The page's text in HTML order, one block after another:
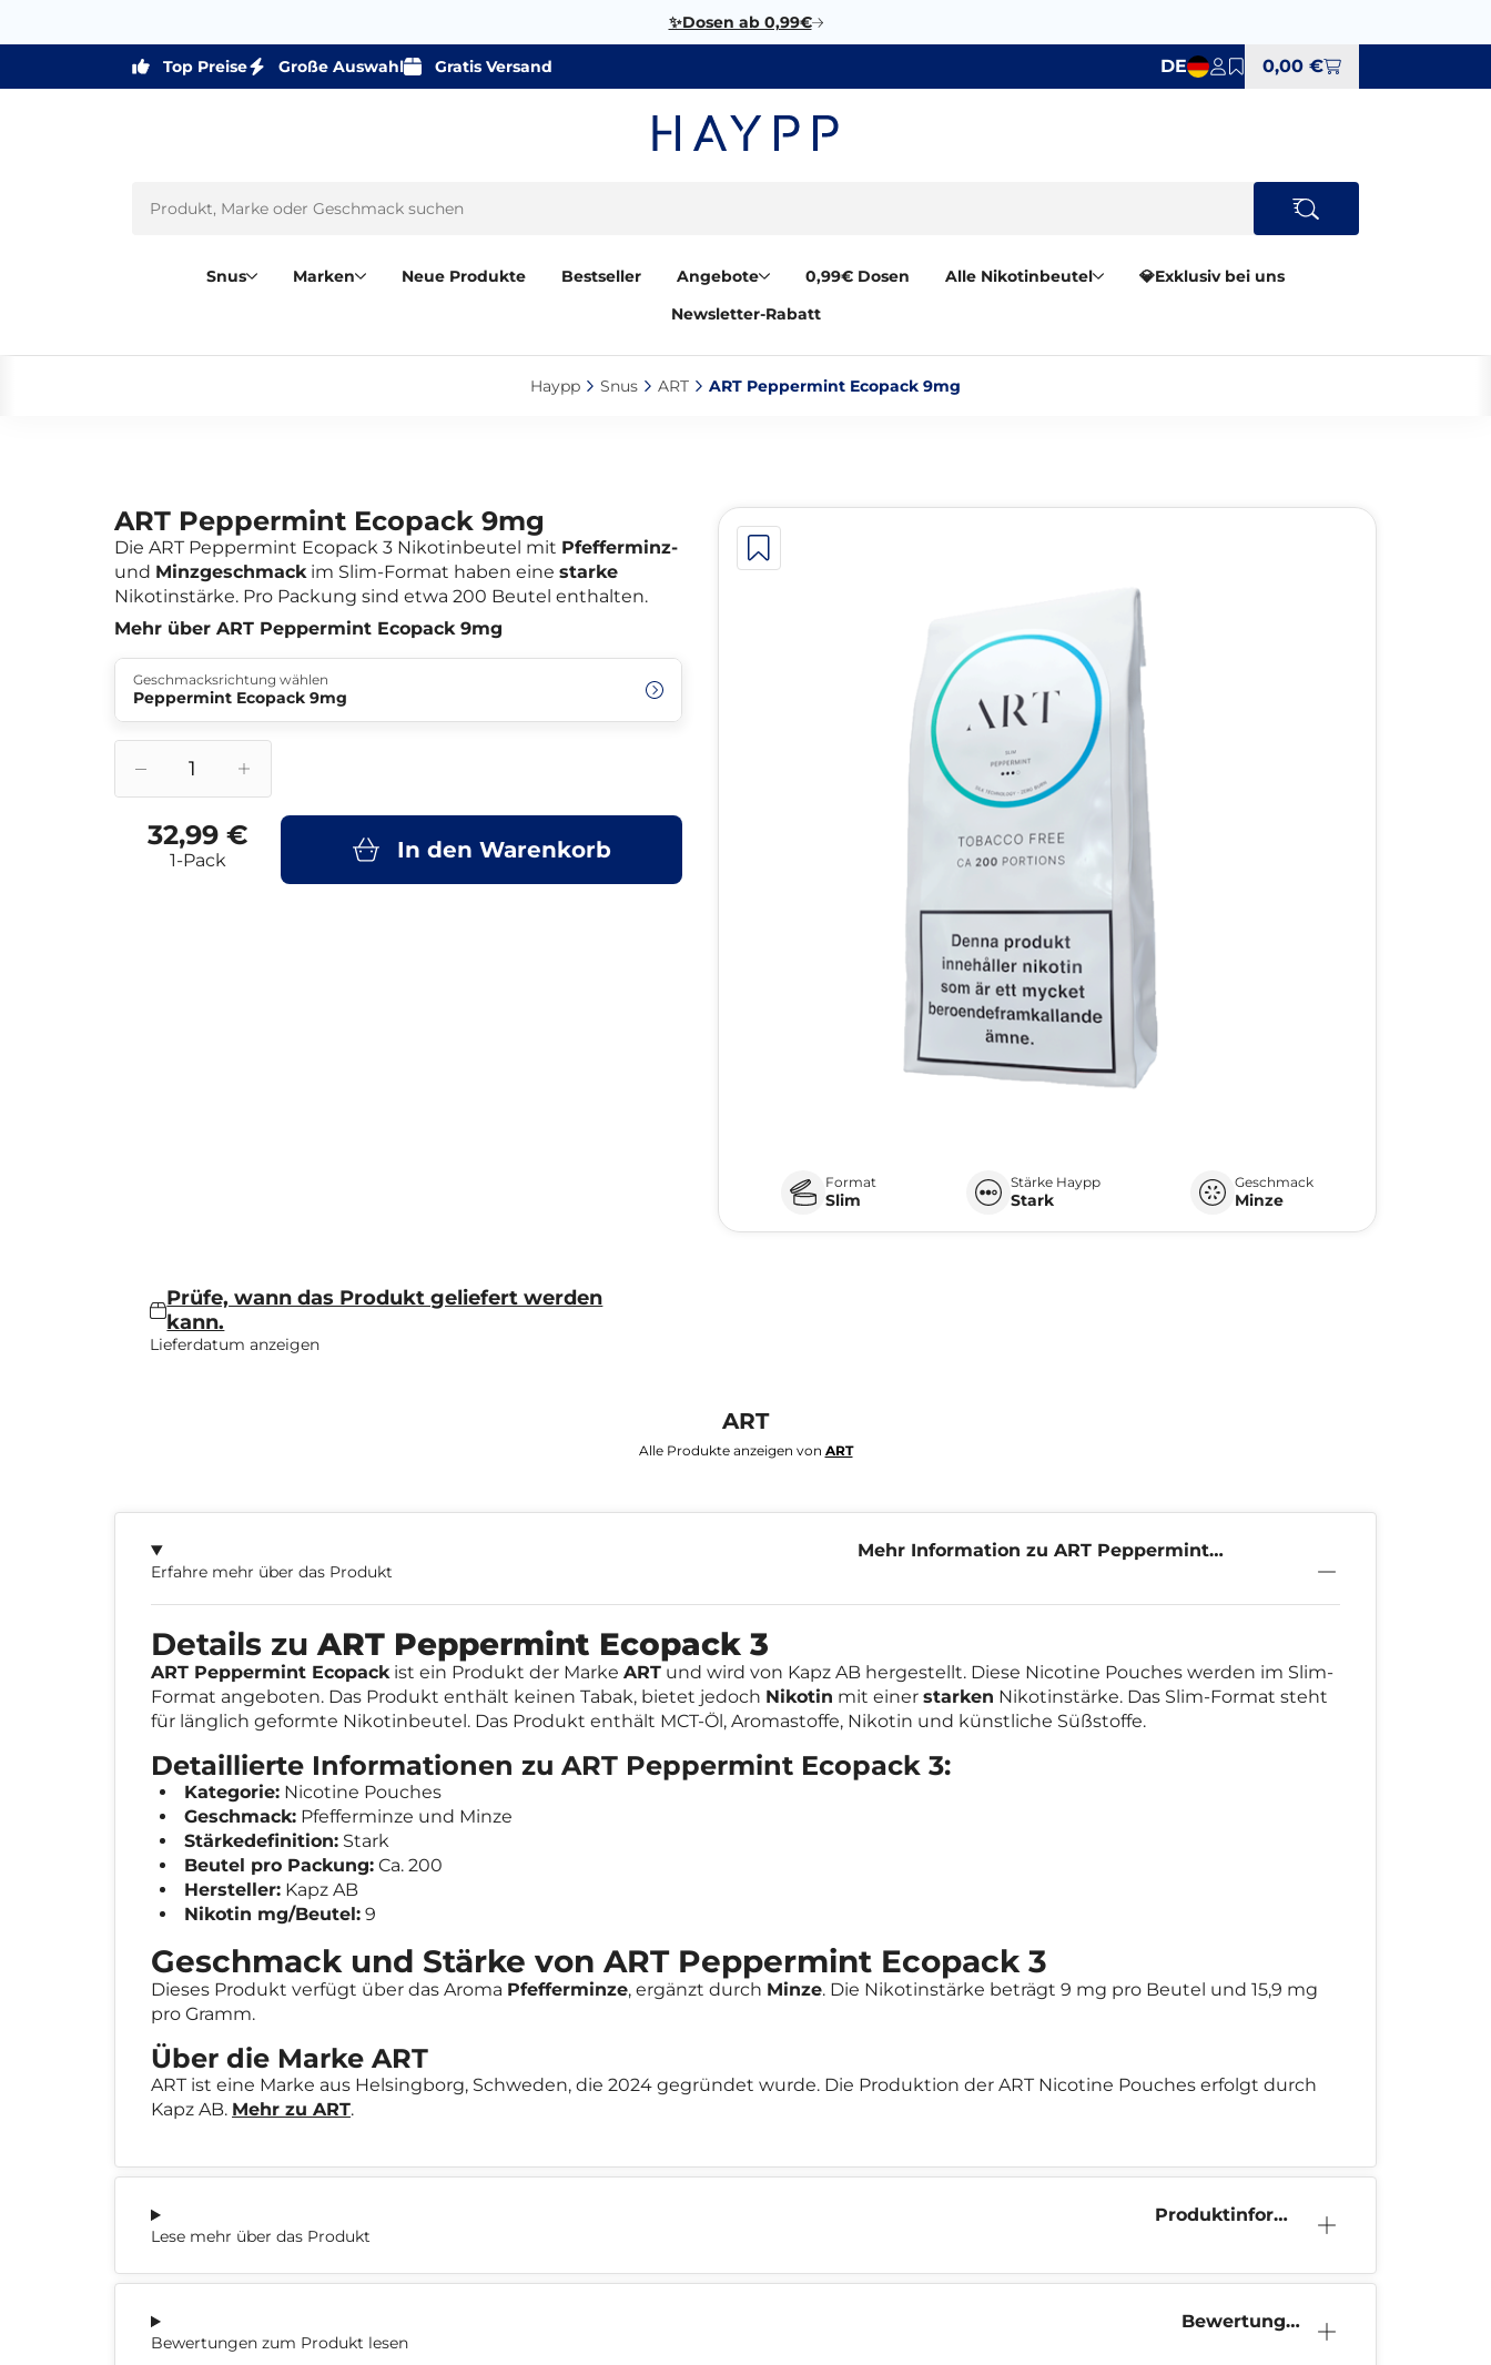
✨Dosen ab 0,99€
Top Preise Große Auswahl Gratis Versand DE 0,00 €
Snus Marken Neue Produkte Bestseller Angebote 0,99€ Dosen Alle Nikotinbeutel
💎Exklusiv bei uns
Newsletter-Rabatt
Haypp‎ Snus‎ ART‎ ART Peppermint Ecopack 9mg‎
ART Peppermint Ecopack 9mg
Die ART Peppermint Ecopack 3 Nikotinbeutel mit Pfefferminz-
und Minzgeschmackim Slim-Format haben eine starke
Nikotinstärke. Pro Packung sind etwa 200 Beutel enthalten.
Mehr über ART Peppermint Ecopack 9mg
Format
Slim
Stärke Haypp
Stark
Geschmack
Minze
Geschmacksrichtung wählen
Peppermint Ecopack 9mg
32,99 €
1-Pack In den Warenkorb
Prüfe, wann das Produkt geliefert werden
kann.
Lieferdatum anzeigen
Mehr Information zu ART Peppermint
Erfahre mehr über das Produkt
Details zuART Peppermint Ecopack 3
ART Peppermint Ecopackist ein Produkt der Marke ART und wird von Kapz AB hergestellt. Diese Nicotine Pouches werden im Slim-
Format angeboten. Das Produkt enthält keinen Tabak, bietet jedoch Nikotin mit einer starken Nikotinstärke. Das Slim-Format steht
für länglich geformte Nikotinbeutel. Das Produkt enthält MCT-Öl, Aromastoffe, Nikotin und künstliche Süßstoffe.
Detaillierte Informationen zu ART Peppermint Ecopack 3:
Kategorie: Nicotine Pouches
Geschmack: Pfefferminze und Minze
Stärkedefinition: Stark
Beutel pro Packung: Ca. 200
Hersteller: Kapz AB
Nikotin mg/Beutel: 9
Geschmack und Stärke von ART Peppermint Ecopack 3
Dieses Produkt verfügt über das Aroma Pfefferminze, ergänzt durch Minze. Die Nikotinstärke beträgt 9 mg pro Beutel und 15,9 mg
pro Gramm.
Über die Marke ART
ART ist eine Marke aus Helsingborg, Schweden, die 2024 gegründet wurde. Die Produktion der ART Nicotine Pouches erfolgt durch
Kapz AB. Mehr zu ART.
Produktinform
Lese mehr über das Produkt
Bewertunge
Bewertungen zum Produkt lesen
ART
Alle Produkte anzeigen von ART